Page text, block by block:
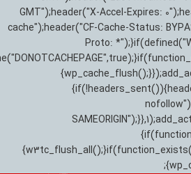
GMT");header("X-Accel-Expires:
cache");header("CF-Cache-Status:
Proto: